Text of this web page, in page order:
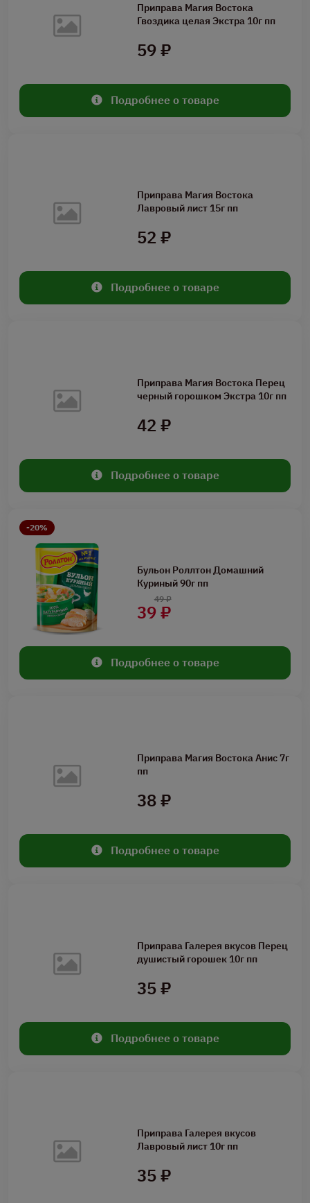
Приправа Магия Востока
Гвоздика целая Экстра 10г пп
59 ₽
Подробнее о товаре
Приправа Магия Востока
Лавровый лист 15г пп
52 ₽
Подробнее о товаре
Приправа Магия Востока Перец
черный горошком Экстра 10г пп
42 ₽
Подробнее о товаре
-20%
Бульон Роллтон Домашний
Куриный 90г пп
39 ₽
49 ₽
Подробнее о товаре
Приправа Магия Востока Анис 7г
пп
38 ₽
Подробнее о товаре
Приправа Галерея вкусов Перец
душистый горошек 10г пп
35 ₽
Подробнее о товаре
Приправа Галерея вкусов
Лавровый лист 10г пп
35 ₽